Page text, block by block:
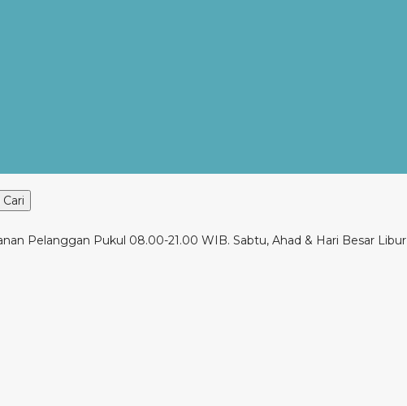
Cari
Pelanggan Pukul 08.00-21.00 WIB. Sabtu, Ahad & Hari Besar Libur